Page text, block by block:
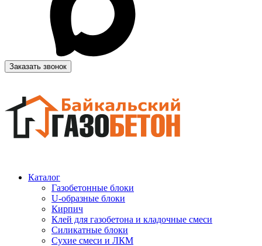
Заказать звонок
Каталог
Газобетонные блоки
U-образные блоки
Кирпич
Клей для газобетона и кладочные смеси
Силикатные блоки
Сухие смеси и ЛКМ